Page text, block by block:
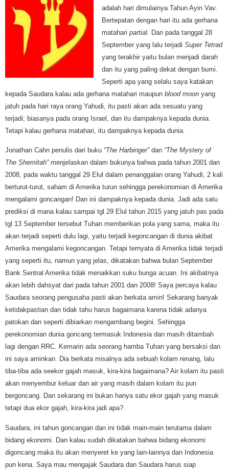
adalah hari dimulainya Tahun Ayin Vav.
Bertepatan dengan hari itu ada gerhana
matahari partial . Dan pada tanggal 28
September yang lalu terjadi Super Tetrad
yang terakhir yaitu bulan menjadi darah
dan itu yang paling dekat dengan bumi.
Seperti apa yang selalu saya katakan
kepada Saudara kalau ada gerhana matahari maupun blood moon yang
jatuh pada hari raya orang Yahudi, itu pasti akan ada sesuatu yang
terjadi; biasanya pada orang Israel, dan itu dampaknya kepada dunia.
Tetapi kalau gerhana matahari, itu dampaknya kepada dunia.
Jonathan Cahn penulis dari buku “The Harbinger”dan “The Mystery of
The Shemitah”menjelaskan dalam bukunya bahwa pada tahun 2001 dan
2008, pada waktu tanggal 29 Elul dalam penanggalan orang Yahudi, 2 kali
berturut-turut, saham di Amerika turun sehingga perekonomian di Amerika
mengalami goncangan! Dan ini dampaknya kepada dunia. Jadi ada satu
prediksi di mana kalau sampai tgl 29 Elul tahun 2015 yang jatuh pas pada
tgl 13 September tersebut Tuhan memberikan pola yang sama, maka itu
akan terjadi seperti dulu lagi, yaitu terjadi kegoncangan di dunia akibat
Amerika mengalami kegoncangan. Tetapi ternyata di Amerika tidak terjadi
yang seperti itu, namun yang jelas, dikatakan bahwa bulan September
Bank Sentral Amerika tidak menaikkan suku bunga acuan. Ini akibatnya
akan lebih dahsyat dari pada tahun 2001 dan 2008! Saya percaya kalau
Saudara seorang pengusaha pasti akan berkata amin! Sekarang banyak
ketidakpastian dan tidak tahu harus bagaimana karena tidak adanya
patokan dan seperti dibiarkan mengambang begini. Sehingga
perekonomian dunia goncang termasuk Indonesia dan masih ditambah
lagi dengan RRC. Kemarin ada seorang hamba Tuhan yang bersaksi dan
ini saya aminkan. Dia berkata misalnya ada sebuah kolam renang, lalu
tiba-tiba ada seekor gajah masuk, kira-kira bagaimana? Air kolam itu pasti
akan menyembur keluar dan air yang masih dalam kolam itu pun
bergoncang. Dan sekarang ini bukan hanya satu ekor gajah yang masuk
tetapi dua ekor gajah, kira-kira jadi apa?
Saudara, ini tahun goncangan dan ini tidak main-main terutama dalam
bidang ekonomi. Dan kalau sudah dikatakan bahwa bidang ekonomi
digoncang maka itu akan menyeret ke yang lain-lainnya dan Indonesia
pun kena. Saya mau mengajak Saudara dan Saudara harus siap